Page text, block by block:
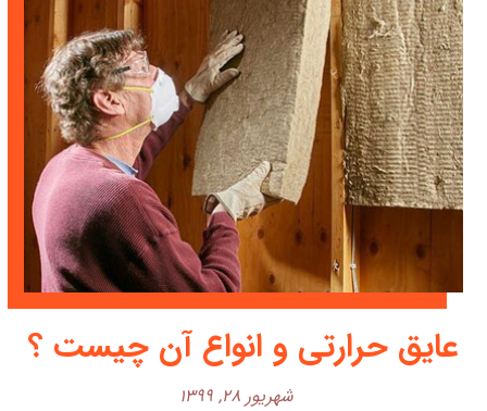
عایق حرارتی و انواع آن چیست ؟
شهریور ۲۸, ۱۳۹۹